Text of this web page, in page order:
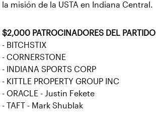
la misión de la USTA en Indiana Central.
$2,000 PATROCINADORES DEL PARTIDO
- BITCHSTIX
- CORNERSTONE
- INDIANA SPORTS CORP
- KITTLE PROPERTY GROUP INC
- ORACLE - Justin Fekete
- TAFT - Mark Shublak